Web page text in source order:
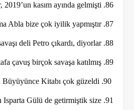
86. Çocuklar, 2019’un kasım ayında gelmişti.
87. Fatma Abla bize çok iyilik yapmıştır.
88. Bu savaşı deli Petro çıkardı, diyorlar.
89. Mustafa çavuş birçok savaşa katılmış.
90. Ben Büyüyünce Kitabı çok güzeldi.
91. Gelirken Isparta Gülü de getirmiştik size.